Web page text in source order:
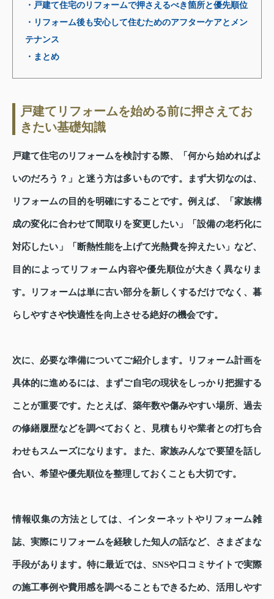
・戸建て住宅のリフォームで押さえるべき箇所と優先順位
・リフォーム後も安心して住むためのアフターケアとメン
テナンス
・まとめ
戸建てリフォームを始める前に押さえてお
きたい基礎知識
戸建て住宅のリフォームを検討する際、「何から始めればよ
いのだろう？」と迷う方は多いものです。まず大切なのは、
リフォームの目的を明確にすることです。例えば、「家族構
成の変化に合わせて間取りを変更したい」「設備の老朽化に
対応したい」「断熱性能を上げて光熱費を抑えたい」など、
目的によってリフォーム内容や優先順位が大きく異なりま
す。リフォームは単に古い部分を新しくするだけでなく、暮
らしやすさや快適性を向上させる絶好の機会です。
次に、必要な準備についてご紹介します。リフォーム計画を
具体的に進めるには、まずご自宅の現状をしっかり把握する
ことが重要です。たとえば、築年数や傷みやすい場所、過去
の修繕履歴などを調べておくと、見積もりや業者との打ち合
わせもスムーズになります。また、家族みんなで要望を話し
合い、希望や優先順位を整理しておくことも大切です。
情報収集の方法としては、インターネットやリフォーム雑
誌、実際にリフォームを経験した知人の話など、さまざまな
手段があります。特に最近では、SNSや口コミサイトで実際
の施工事例や費用感を調べることもできるため、活用しやす